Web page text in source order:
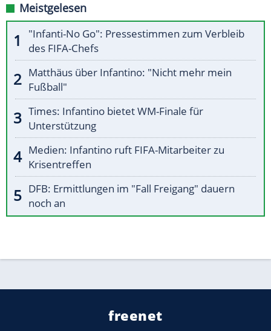
Meistgelesen
"Infanti-No Go": Pressestimmen zum Verbleib
des FIFA-Chefs
Matthäus über Infantino: "Nicht mehr mein
Fußball"
Times: Infantino bietet WM-Finale für
Unterstützung
Medien: Infantino ruft FIFA-Mitarbeiter zu
Krisentreffen
DFB: Ermittlungen im "Fall Freigang" dauern
noch an
freenet